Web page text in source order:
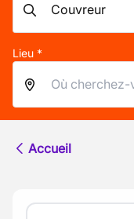
Lieu *
Accueil